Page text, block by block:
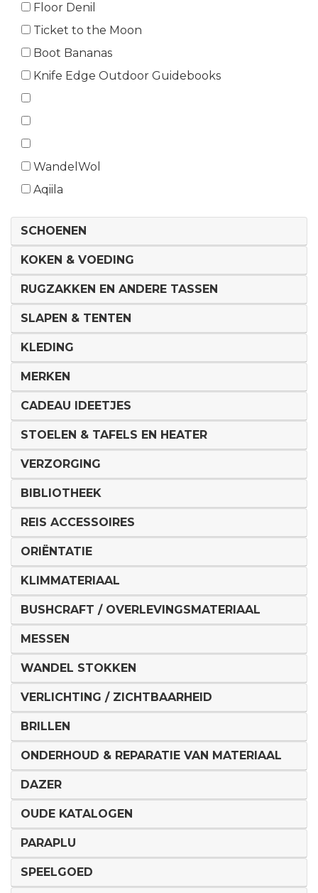
Floor Denil
Ticket to the Moon
Boot Bananas
Knife Edge Outdoor Guidebooks
WandelWol
Aqiila
SCHOENEN
KOKEN & VOEDING
RUGZAKKEN EN ANDERE TASSEN
SLAPEN & TENTEN
KLEDING
MERKEN
CADEAU IDEETJES
STOELEN & TAFELS EN HEATER
VERZORGING
BIBLIOTHEEK
REIS ACCESSOIRES
ORIËNTATIE
KLIMMATERIAAL
BUSHCRAFT / OVERLEVINGSMATERIAAL
MESSEN
WANDEL STOKKEN
VERLICHTING / ZICHTBAARHEID
BRILLEN
ONDERHOUD & REPARATIE VAN MATERIAAL
DAZER
OUDE KATALOGEN
PARAPLU
SPEELGOED